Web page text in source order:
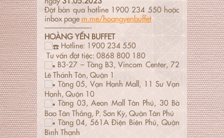
Đặt bàn qua hotline 1900 234 550 hoặc
inbox pagem.me/hoangyenbuffet
——————-
HOÀNG YẾN BUFFET
Hotline: 1900 234 550
Tư vấn đặt tiệc: 0868 800 180
B3-27 – Tầng B3, Vincom Center, 72
Lê Thánh Tôn, Quận 1
Tầng 05, Vạn Hạnh Mall, 11 Sư Vạn
Hạnh, Quận 10
Tầng 03, Aeon Mall Tân Phú, 30 Bờ
Bao Tân Thắng, P. Sơn Kỳ, Quận Tân Phú
Tầng 04, 561A Điện Biên Phủ, Quận
Bình Thạnh